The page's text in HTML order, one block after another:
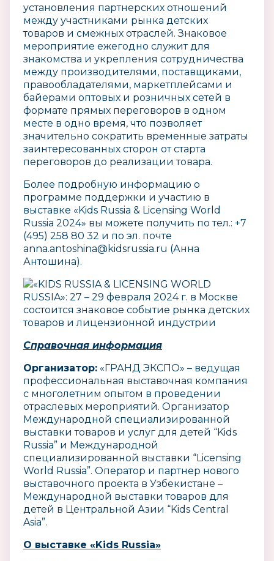
установления партнерских отношений
между участниками рынка детских
товаров и смежных отраслей. Знаковое
мероприятие ежегодно служит для
знакомства и укрепления сотрудничества
между производителями, поставщиками,
правообладателями, маркетплейсами и
байерами оптовых и розничных сетей в
формате прямых переговоров в одном
месте в одно время, что позволяет
значительно сократить временные затраты
заинтересованных сторон от старта
переговоров до реализации товара.
Более подробную информацию о
программе поддержки и участию в
выставке «Kids Russia & Licensing World
Russia 2024» вы можете получить по тел.: +7
(495) 258 80 32 и по эл. почте
anna.antoshina@kidsrussia.ru (Анна
Антошина).
Справочная информация
Организатор: «ГРАНД ЭКСПО» – ведущая
профессиональная выставочная компания
с многолетним опытом в проведении
отраслевых мероприятий. Организатор
Международной специализированной
выставки товаров и услуг для детей “Kids
Russia” и Международной
специализированной выставки “Licensing
World Russia”. Оператор и партнер нового
выставочного проекта в Узбекистане –
Международной выставки товаров для
детей в Центральной Азии “Kids Central
Asia”.
О выставке «Kids Russia»